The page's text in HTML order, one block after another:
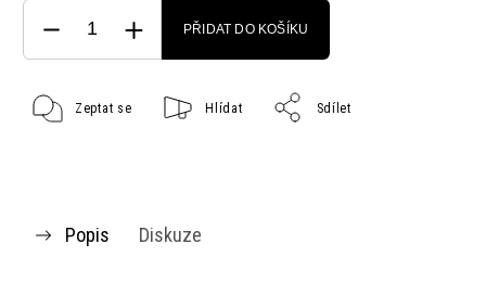
PŘIDAT DO KOŠÍKU
Zeptat se Hlídat Sdílet
Popis Diskuze